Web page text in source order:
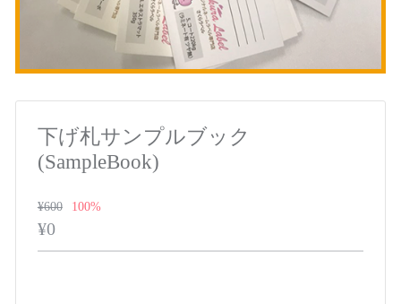
下げ札サンプルブック
(SampleBook)
¥600 100%
¥0